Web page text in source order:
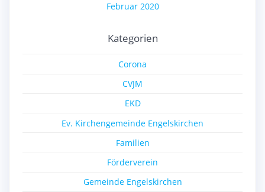
Februar 2020
Kategorien
Corona
CVJM
EKD
Ev. Kirchengemeinde Engelskirchen
Familien
Förderverein
Gemeinde Engelskirchen